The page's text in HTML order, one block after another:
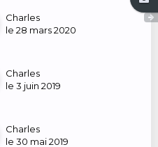
Charles
le 28 mars 2020
Charles
le 3 juin 2019
Charles
le 30 mai 2019